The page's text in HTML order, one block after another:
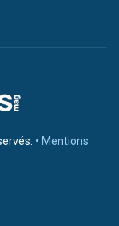
• Mentions